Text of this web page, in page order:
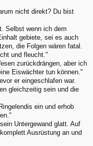
nicht direkt? Du bist
Selbst wenn ich dem
gebiete, sei es auch
die Folgen wären fatal.
und fleucht."
zurückdrängen, aber ich
Eiswächter tun können."
er eingeschlafen war.
gleichzeitig sein und die
ein und erhob
Untergewand glatt. Auf
Ausrüstung an und